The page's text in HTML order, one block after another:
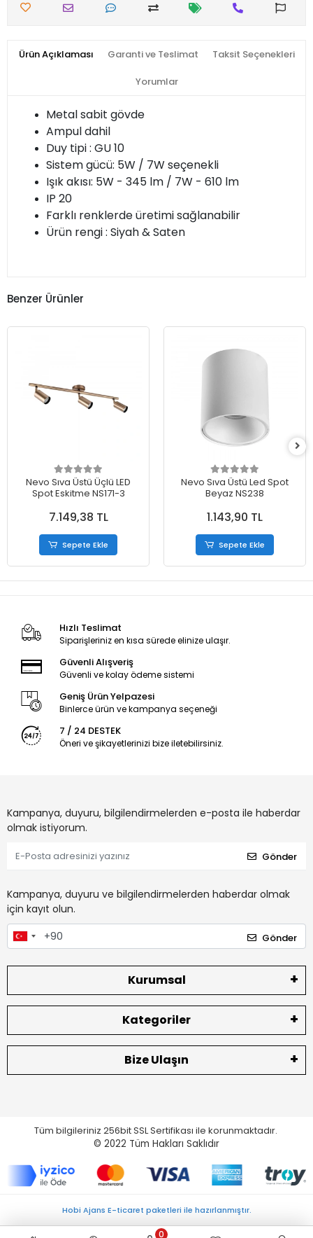
Ürün Açıklaması Garanti ve Teslimat Taksit Seçenekleri
Yorumlar
Metal sabit gövde
Ampul dahil
Duy tipi : GU 10
Sistem gücü: 5W / 7W seçenekli
Işık akısı: 5W - 345 lm / 7W - 610 lm
IP 20
Farklı renklerde üretimi sağlanabilir
Ürün rengi : Siyah & Saten
Benzer Ürünler
Nevo Sıva Üstü Üçlü LED
Spot Eskitme NS171-3
7.149,38 TL
Sepete Ekle
Nevo Sıva Üstü Led Spot
Beyaz NS238
1.143,90 TL
Sepete Ekle
Hızlı Teslimat
Siparişleriniz en kısa sürede elinize ulaşır.
Güvenli Alışveriş
Güvenli ve kolay ödeme sistemi
Geniş Ürün Yelpazesi
Binlerce ürün ve kampanya seçeneği
7 / 24 DESTEK
Öneri ve şikayetlerinizi bize iletebilirsiniz.
Kampanya, duyuru, bilgilendirmelerden e-posta ile haberdar
olmak istiyorum.
Gönder
Kampanya, duyuru ve bilgilendirmelerden haberdar olmak
için kayıt olun.
Gönder
Kurumsal
Kategoriler
Bize Ulaşın
Tüm bilgileriniz 256bit SSL Sertifikası ile korunmaktadır.
© 2022 Tüm Hakları Saklıdır
0
Hobi Ajans E-ticaret paketleri ile hazırlanmıştır.